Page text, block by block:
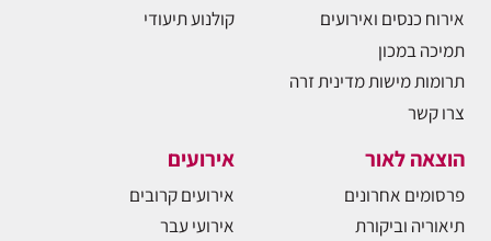
אירוח כנסים ואירועים
תמיכה במכון
תרומות מישות מדינית זרה
צרו קשר
קולנוע תיעודי
הוצאה לאור
פרסומים אחרונים
תיאוריה וביקורת
אירועים
אירועים קרובים
אירועי עבר